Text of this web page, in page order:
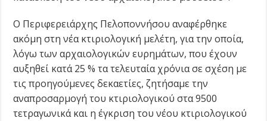
Ο Περιφερειάρχης Πελοποννήσου αναφέρθηκε
ακόμη στη νέα κτιριολογική μελέτη, για την οποία,
λόγω των αρχαιολογικών ευρημάτων, που έχουν
αυξηθεί κατά 25 % τα τελευταία χρόνια σε σχέση με
τις προηγούμενες δεκαετίες, ζητήσαμε την
αναπροσαρμογή του κτιριολογικού στα 9500
τετραγωνικά και η έγκριση του νέου κτιριολογικού